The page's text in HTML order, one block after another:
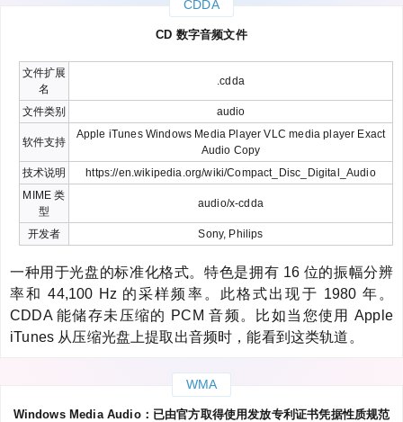
CDDA
CD 数字音频文件
文件扩展
名
.cdda
文件类别 audio
软件支持
Apple iTunes Windows Media Player VLC media player Exact
Audio Copy
技术说明
https://en.wikipedia.org/wiki/Compact_Disc_Digital_Audio
MIME 类
型
audio/x-cdda
开发者 Sony, Philips
一种用于光盘的标准化格式。特色是拥有 16 位的振幅分辨
率和 44,100 Hz 的采样频率。此格式出现于 1980 年。
CDDA 能储存未压缩的 PCM 音频。比如当您使用 Apple
iTunes 从压缩光盘上提取出音频时，能看到这类轨道。
WMA
Windows Media Audio：已由官方取得使用发放专利证书凭据性质规范